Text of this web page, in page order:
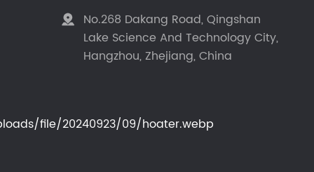

No.268 Dakang Road, Qingshan
Lake Science And Technology City,
Hangzhou, Zhejiang, China